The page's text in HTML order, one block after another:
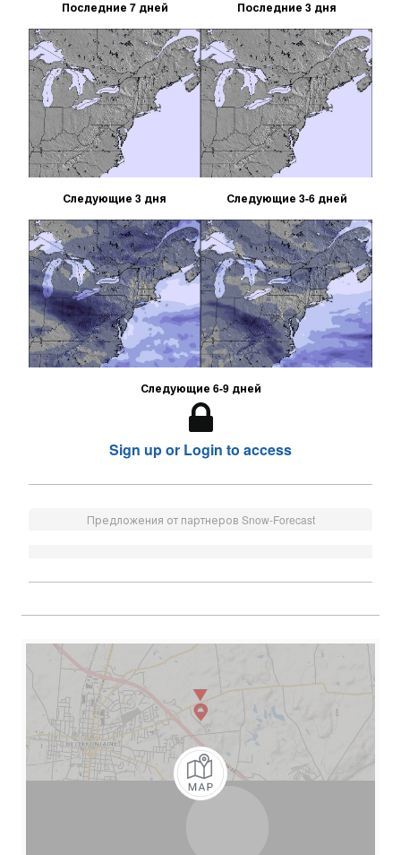
Последние 7 дней Последние 3 дня
Следующие 3 дня Следующие 3-6 дней
Следующие 6-9 дней
Sign up or Login to access
Предложения от партнеров Snow-Forecast